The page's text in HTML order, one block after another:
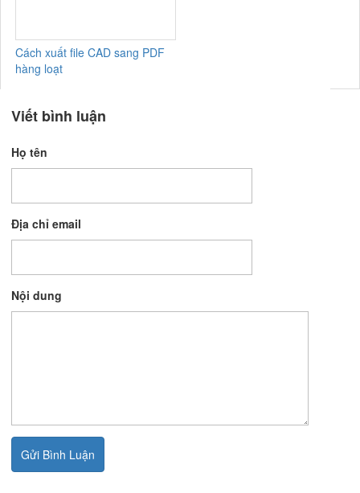
Cách xuất file CAD sang PDF
hàng loạt
Viết bình luận
Họ tên
Địa chỉ email
Nội dung